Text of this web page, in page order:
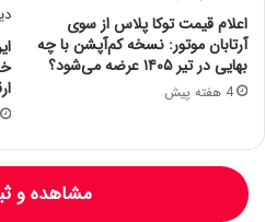
اعلام قیمت توکا پلاس از سوی
آرتابان موتور: نسخه کم‌آپشن با چه
بهایی در تیر ۱۴۰۵ عرضه می‌شود؟
4 هفته پیش
مشاهده و